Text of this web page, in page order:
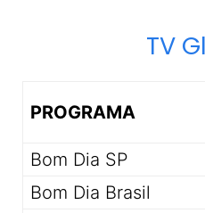
TV
PROGRAMA
Bom Dia SP
Bom Dia Brasil